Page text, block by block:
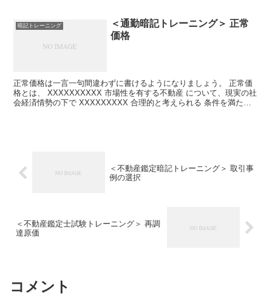
暗記トレーニング
＜通勤暗記トレーニング＞ 正常
価格
正常価格は一言一句間違わずに書けるようになりましょう。 正常価
格とは、 XXXXXXXXXX 市場性を有する不動産 について、現実の社
会経済情勢の下で XXXXXXXXX 合理的と考えられる 条件を満たす
＜不動産鑑定暗記トレーニング＞ 取引事
例の選択
＜不動産鑑定士試験トレーニング＞ 再調
達原価
コメント